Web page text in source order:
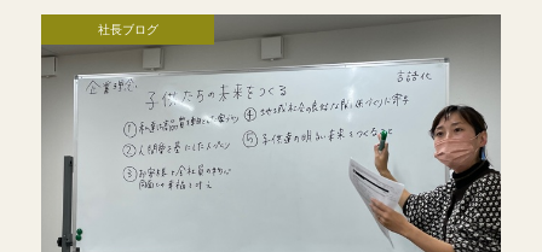
社長ブログ